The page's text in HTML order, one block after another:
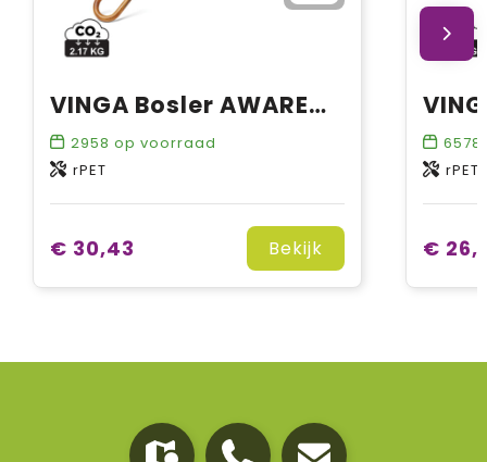
VINGA Bosler AWARE™ gerecycled PET 23" paraplu
2958 op voorraad
rPET
€ 30,43 Bekijk
6578
rPET
€